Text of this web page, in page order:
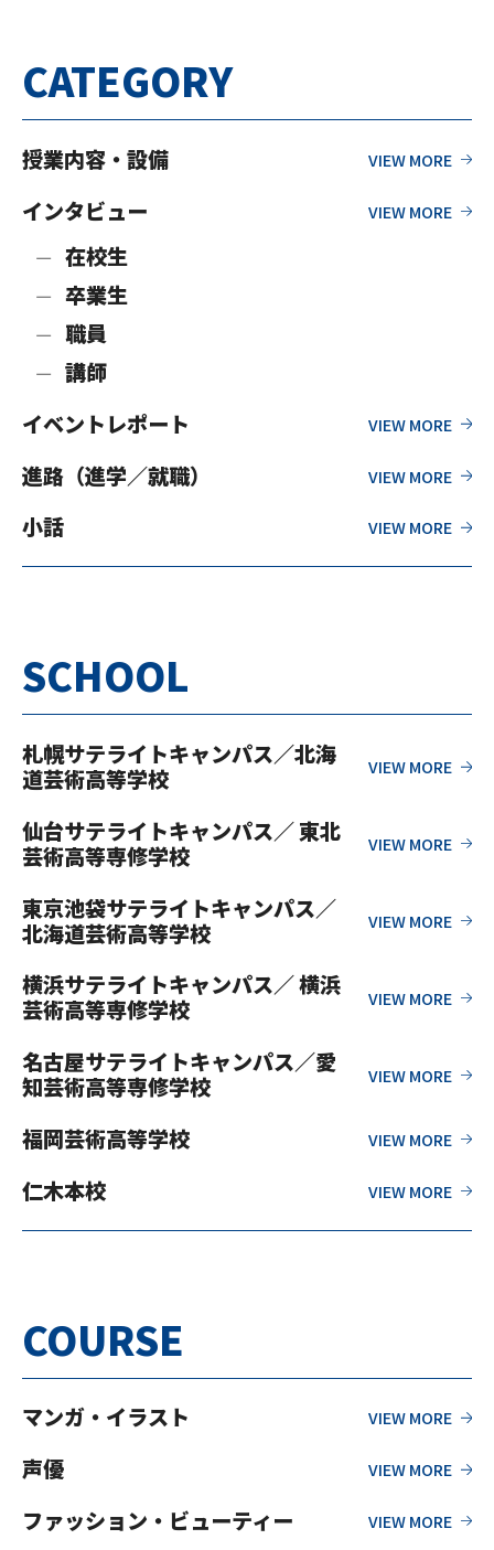
CATEGORY
授業内容・設備
インタビュー
在校生
卒業生
職員
講師
イベントレポート
進路（進学／就職）
小話
SCHOOL
札幌サテライトキャンパス／北海
道芸術高等学校
仙台サテライトキャンパス／ 東北
芸術高等専修学校
東京池袋サテライトキャンパス／
北海道芸術高等学校
横浜サテライトキャンパス／ 横浜
芸術高等専修学校
名古屋サテライトキャンパス／愛
知芸術高等専修学校
福岡芸術高等学校
仁木本校
COURSE
マンガ・イラスト
声優
ファッション・ビューティー